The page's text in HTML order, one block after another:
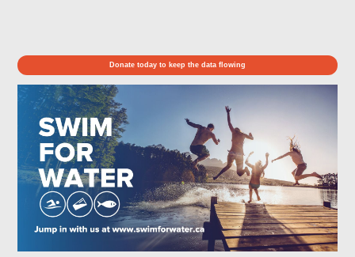
Donate today to keep the data flowing